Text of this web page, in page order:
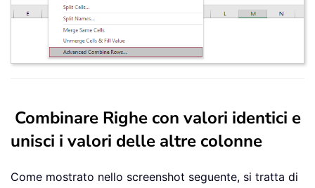
Combinare Righe con valori identici e
unisci i valori delle altre colonne
Come mostrato nello screenshot seguente, si tratta di